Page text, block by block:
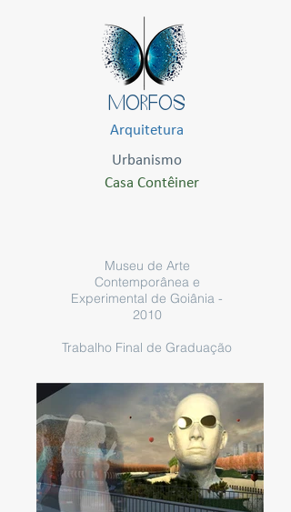
Urbanismo
Arquitetura
Casa Contêiner
MORFOS
Museu de Arte
Contemporânea e
Experimental de Goiânia -
2010
Trabalho Final de Graduação